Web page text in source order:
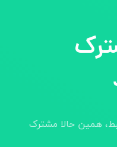
همین حالا مشترک